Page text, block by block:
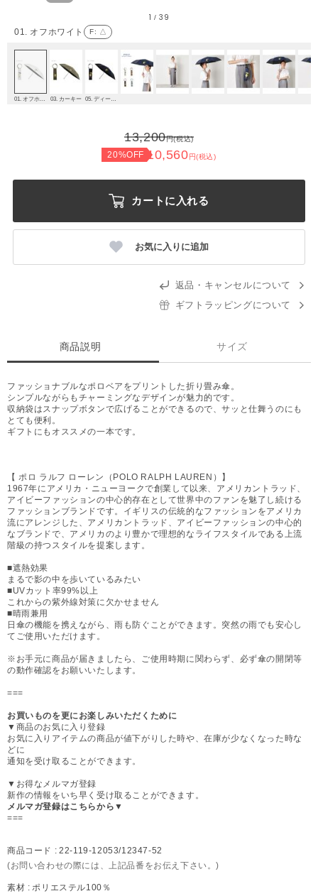
01. オフホワイト F: △
1 /39
03. カーキー
13,200円(税込)
20%OFF 10,560円(税込)
カートに入れる
お気に入りに追加
返品・キャンセルについて
ギフトラッピングについて
商品説明 サイズ
ファッショナブルなポロベアをプリントした折り畳み傘。
シンプルながらもチャーミングなデザインが魅力的です。
収納袋はスナップボタンで広げることができるので、サッと仕舞うのにも
とても便利。
ギフトにもオススメの一本です。
【 ポロ ラルフ ローレン（POLO RALPH LAUREN）】
1967年にアメリカ・ニューヨークで創業して以来、アメリカントラッド、
アイビーファッションの中心的存在として世界中のファンを魅了し続ける
ファッションブランドです。イギリスの伝統的なファッションをアメリカ
流にアレンジした、アメリカントラッド、アイビーファッションの中心的
なブランドで、アメリカのより豊かで理想的なライフスタイルである上流
階級の持つスタイルを提案します。
■遮熱効果
まるで影の中を歩いているみたい
■UVカット率99%以上
これからの紫外線対策に欠かせません
■晴雨兼用
日傘の機能を携えながら、雨も防ぐことができます。突然の雨でも安心し
てご使用いただけます。
※お手元に商品が届きましたら、ご使用時期に関わらず、必ず傘の開閉等
の動作確認をお願いいたします。
===
お買いものを更にお楽しみいただくために
▼商品のお気に入り登録
お気に入りアイテムの商品が値下がりした時や、在庫が少なくなった時な
どに
通知を受け取ることができます。
▼お得なメルマガ登録
新作の情報をいち早く受け取ることができます。
メルマガ登録はこちらから▼
===
商品コード : 22-119-12053/12347-52
(お問い合わせの際には、上記品番をお伝え下さい。)
素材 : ポリエステル100％